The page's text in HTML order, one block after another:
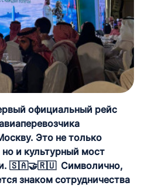
официальный рейс
Это не только
и культурный мост
🇸🇦🤝🇷🇺 Символично,
знаком сотрудничества